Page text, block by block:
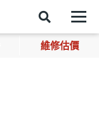
維修估價